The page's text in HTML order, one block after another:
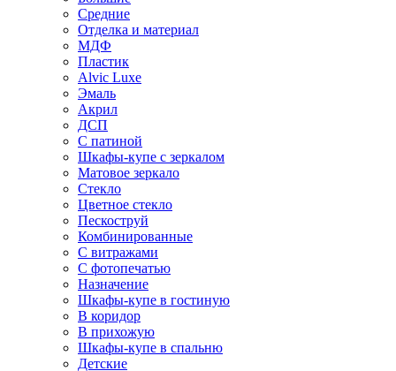
Средние
Отделка и материал
МДФ
Пластик
Alvic Luxe
Эмаль
Акрил
ДСП
С патиной
Шкафы-купе с зеркалом
Матовое зеркало
Стекло
Цветное стекло
Пескоструй
Комбинированные
С витражами
С фотопечатью
Назначение
Шкафы-купе в гостиную
В коридор
В прихожую
Шкафы-купе в спальню
Детские